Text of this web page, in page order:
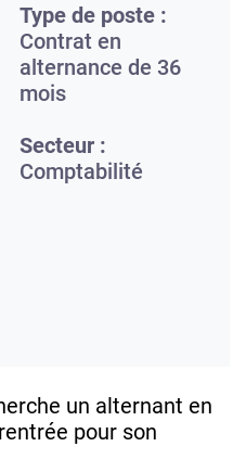
Type de poste :
Contrat en
alternance de 36
mois
Secteur :
Comptabilité
un alternant en
pour son